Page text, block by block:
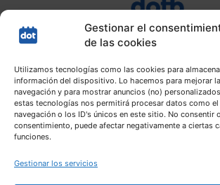
Gestionar el
de las cookies
Utilizamos tecnologías como las cookies para
información del dispositivo. Lo hacemos para mejorar
navegación y para mostrar anuncios (no)
estas tecnologías nos permitirá procesar datos como
navegación o los ID's únicos en este sitio. No consentir
consentimiento, puede afectar negativamente a ciertas
funciones.
Gestionar los servicios